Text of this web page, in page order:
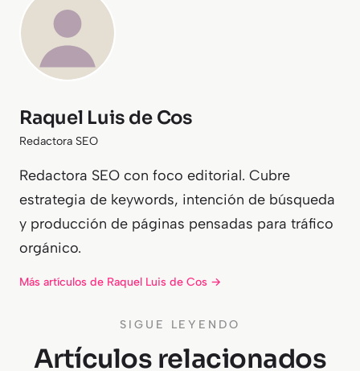
Raquel Luis de Cos
Redactora SEO
Redactora SEO con foco editorial. Cubre
estrategia de keywords, intención de búsqueda
y producción de páginas pensadas para tráfico
orgánico.
Más artículos de Raquel Luis de Cos →
SIGUE LEYENDO
Artículos relacionados